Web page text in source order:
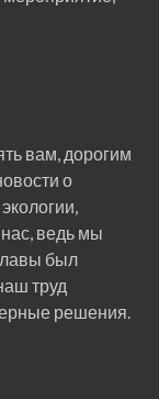
вам, дорогим
о
ведь мы
был
труд
решения.